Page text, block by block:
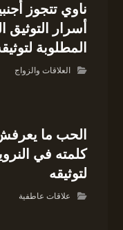
ناوي تتجوز
أسرار التوثيق
المطلوبة
العلاقات والزواج
الحب ما
كلمته في
لتوثيقه
علاقات عاطفية